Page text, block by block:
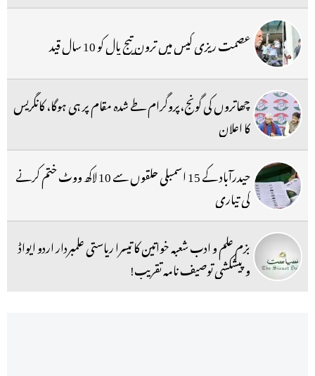
عصمت ریزی کیس میں ترون تیج پال کو 10 سال قید
چھاتروں کی گونج،پروگرام طے شدہ مقام پر ہی ہوگا، کانگریس
کا اعلان
حیدرآباد کے 15 اسمبلی حلقوں سے 10 لاکھ ووٹ ختم کرنے
کی تیاری
بزم علم و ادب شعبہ خواتین کا تیسرا ریاستی علمبردار اردو ایواڈ
و پیشکشی توصیف نامہ تقریب!